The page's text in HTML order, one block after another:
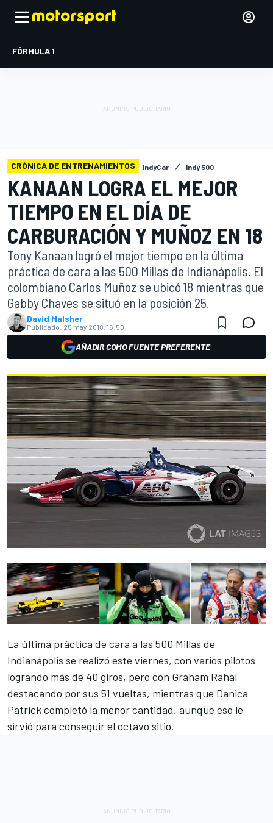
FÓRMULA 1
CRÓNICA DE ENTRENAMIENTOS IndyCar Indy 500
KANAAN LOGRA EL MEJOR
TIEMPO EN EL DÍA DE
CARBURACIÓN Y MUÑOZ EN 18
Tony Kanaan logró el mejor tiempo en la última
práctica de cara a las 500 Millas de Indianápolis. El
colombiano Carlos Muñoz se ubicó 18 mientras que
Gabby Chaves se situó en la posición 25.
David Malsher
Publicado: 25 may 2018, 16:50
AÑADIR COMO FUENTE PREFERENTE
La última práctica de cara a las 500 Millas de
Indianápolis se realizó este viernes, con varios pilotos
logrando más de 40 giros, pero con Graham Rahal
destacando por sus 51 vueltas, mientras que Danica
Patrick completó la menor cantidad, aunque eso le
sirvió para conseguir el octavo sitio.